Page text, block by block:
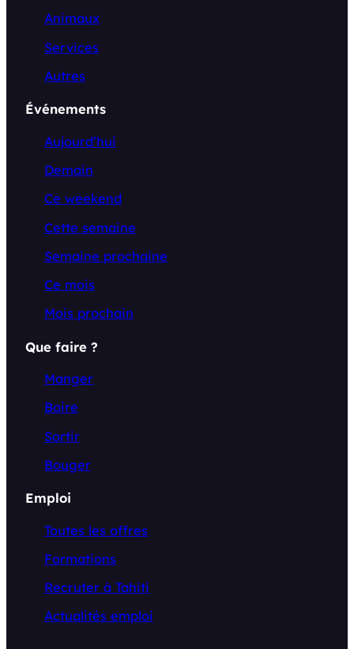
Animaux
Services
Autres
Événements
Aujourd’hui
Demain
Ce weekend
Cette semaine
Semaine prochaine
Ce mois
Mois prochain
Que faire ?
Manger
Boire
Sortir
Bouger
Emploi
Toutes les offres
Formations
Recruter à Tahiti
Actualités emploi